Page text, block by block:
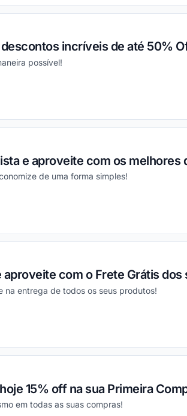
incríveis de até 50%
possível!
e aproveite com os melhores
de uma forma simples!
com o Frete Grátis dos
na entrega de todos os seus produtos!
15% off na sua Primeira
em todas as suas compras!